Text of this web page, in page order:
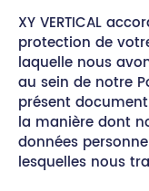
XY VERTICAL
protection de
laquelle nous
au sein de notre
présent
la manière dont
données
lesquelles nous